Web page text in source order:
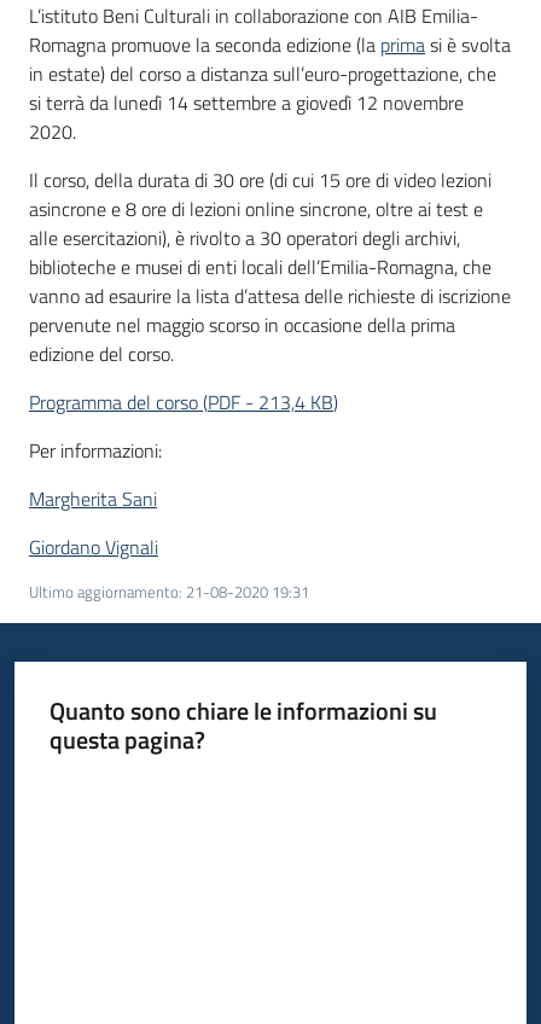
Mediateca
Giuseppe
Guglielmi
Seguici
su
L’istituto Beni Culturali in collaborazione con AIB Emilia-
Romagna promuove la seconda edizione (la primasi è svolta
in estate) del corso a distanza sull’euro-progettazione, che
si terrà da lunedì 14 settembre a giovedì 12 novembre
2020.
Il corso, della durata di 30 ore (di cui 15 ore di video lezioni
asincrone e 8 ore di lezioni online sincrone, oltre ai test e
alle esercitazioni), è rivolto a 30 operatori degli archivi,
biblioteche e musei di enti locali dell’Emilia-Romagna, che
vanno ad esaurire la lista d’attesa delle richieste di iscrizione
pervenute nel maggio scorso in occasione della prima
edizione del corso.
Programma del corso(PDF - 213,4 KB)
Per informazioni:
Margherita Sani
Giordano Vignali
Ultimo aggiornamento: 21-08-2020 19:31
Quanto sono chiare le informazioni su
questa pagina?